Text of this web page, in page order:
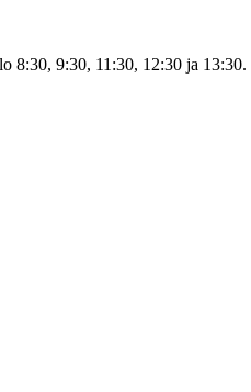
8:30, 9:30, 11:30, 12:30 ja 13:30.